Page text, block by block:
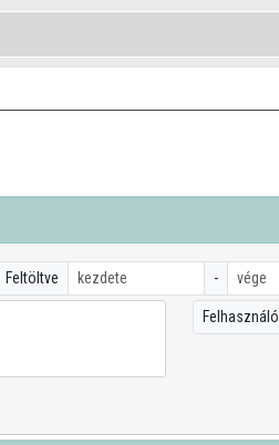
Feltöltve -
Felhasználó